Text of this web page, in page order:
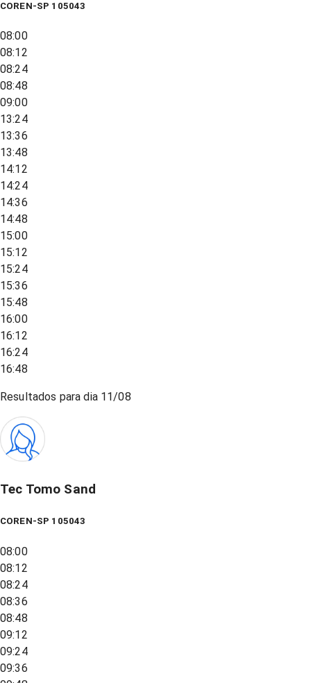
COREN-SP 105043
08:00
08:12
08:24
08:48
09:00
13:24
13:36
13:48
14:12
14:24
14:36
14:48
15:00
15:12
15:24
15:36
15:48
16:00
16:12
16:24
16:48
Resultados para dia 11/08
Tec Tomo Sand
COREN-SP 105043
08:00
08:12
08:24
08:36
08:48
09:12
09:24
09:36